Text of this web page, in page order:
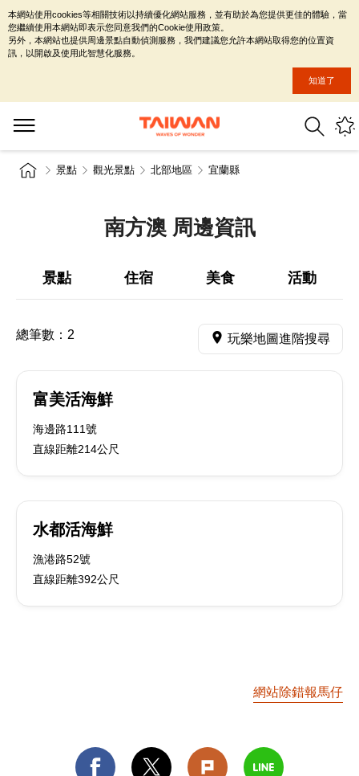
景點 觀光景點 北部地區 宜蘭縣
南方澳 周邊資訊
景點 住宿 美食 活動
總筆數： 2 玩樂地圖進階搜尋
富美活海鮮
海邊路111號
直線距離214公尺
水都活海鮮
漁港路52號
直線距離392公尺
網站除錯報馬仔
本網站使用cookies等相關技術以持續優化網站服務，並有助於為您提供更佳的體驗，當
您繼續使用本網站即表示您同意我們的Cookie使用政策。
另外，本網站也提供周邊景點自動偵測服務，我們建議您允許本網站取得您的位置資
訊，以開啟及使用此智慧化服務。
知道了